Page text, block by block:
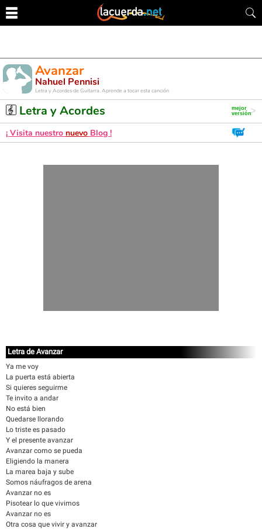
Avanzar
Nahuel Pennisi
Letra y Acordes de Guitarra. Aprende a tocar esta canción
Letra y Acordes
¡ Visita nuestro nuevo Blog !
Letra de Avanzar
Ya me voy
La puerta está abierta
Si quieres seguirme
Te invito a andar
No está bien
Quedarse llorando
Lo triste es pasado
Y el presente avanzar
Avanzar como se pueda
Eligiendo la manera
La marea baja y sube
Somos náufragos de arena
Avanzar no es
Pisotear lo que vivimos
Avanzar no es
Otra cosa que vivir y avanzar